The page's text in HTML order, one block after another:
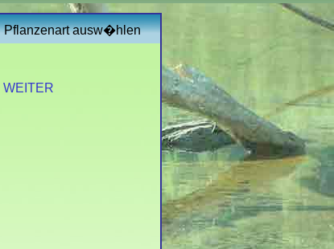
Pflanzenart ausw�hlen
WEITER